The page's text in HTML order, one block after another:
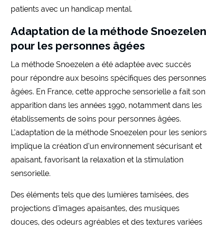
patients avec un handicap mental.
Adaptation de la méthode Snoezelen
pour les personnes âgées
La méthode Snoezelen a été adaptée avec succès
pour répondre aux besoins spécifiques des personnes
âgées. En France, cette approche sensorielle a fait son
apparition dans les années 1990, notamment dans les
établissements de soins pour personnes âgées.
L’adaptation de la méthode Snoezelen pour les seniors
implique la création d’un environnement sécurisant et
apaisant, favorisant la relaxation et la stimulation
sensorielle.
Des éléments tels que des lumières tamisées, des
projections d’images apaisantes, des musiques
douces, des odeurs agréables et des textures variées